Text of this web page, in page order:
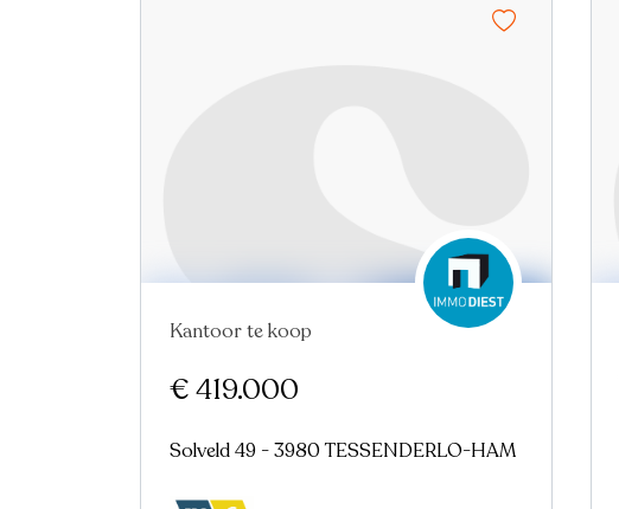
Virtual tour
Kantoor te koop
€ 419.000
Solveld 49 - 3980 TESSENDERLO-HAM